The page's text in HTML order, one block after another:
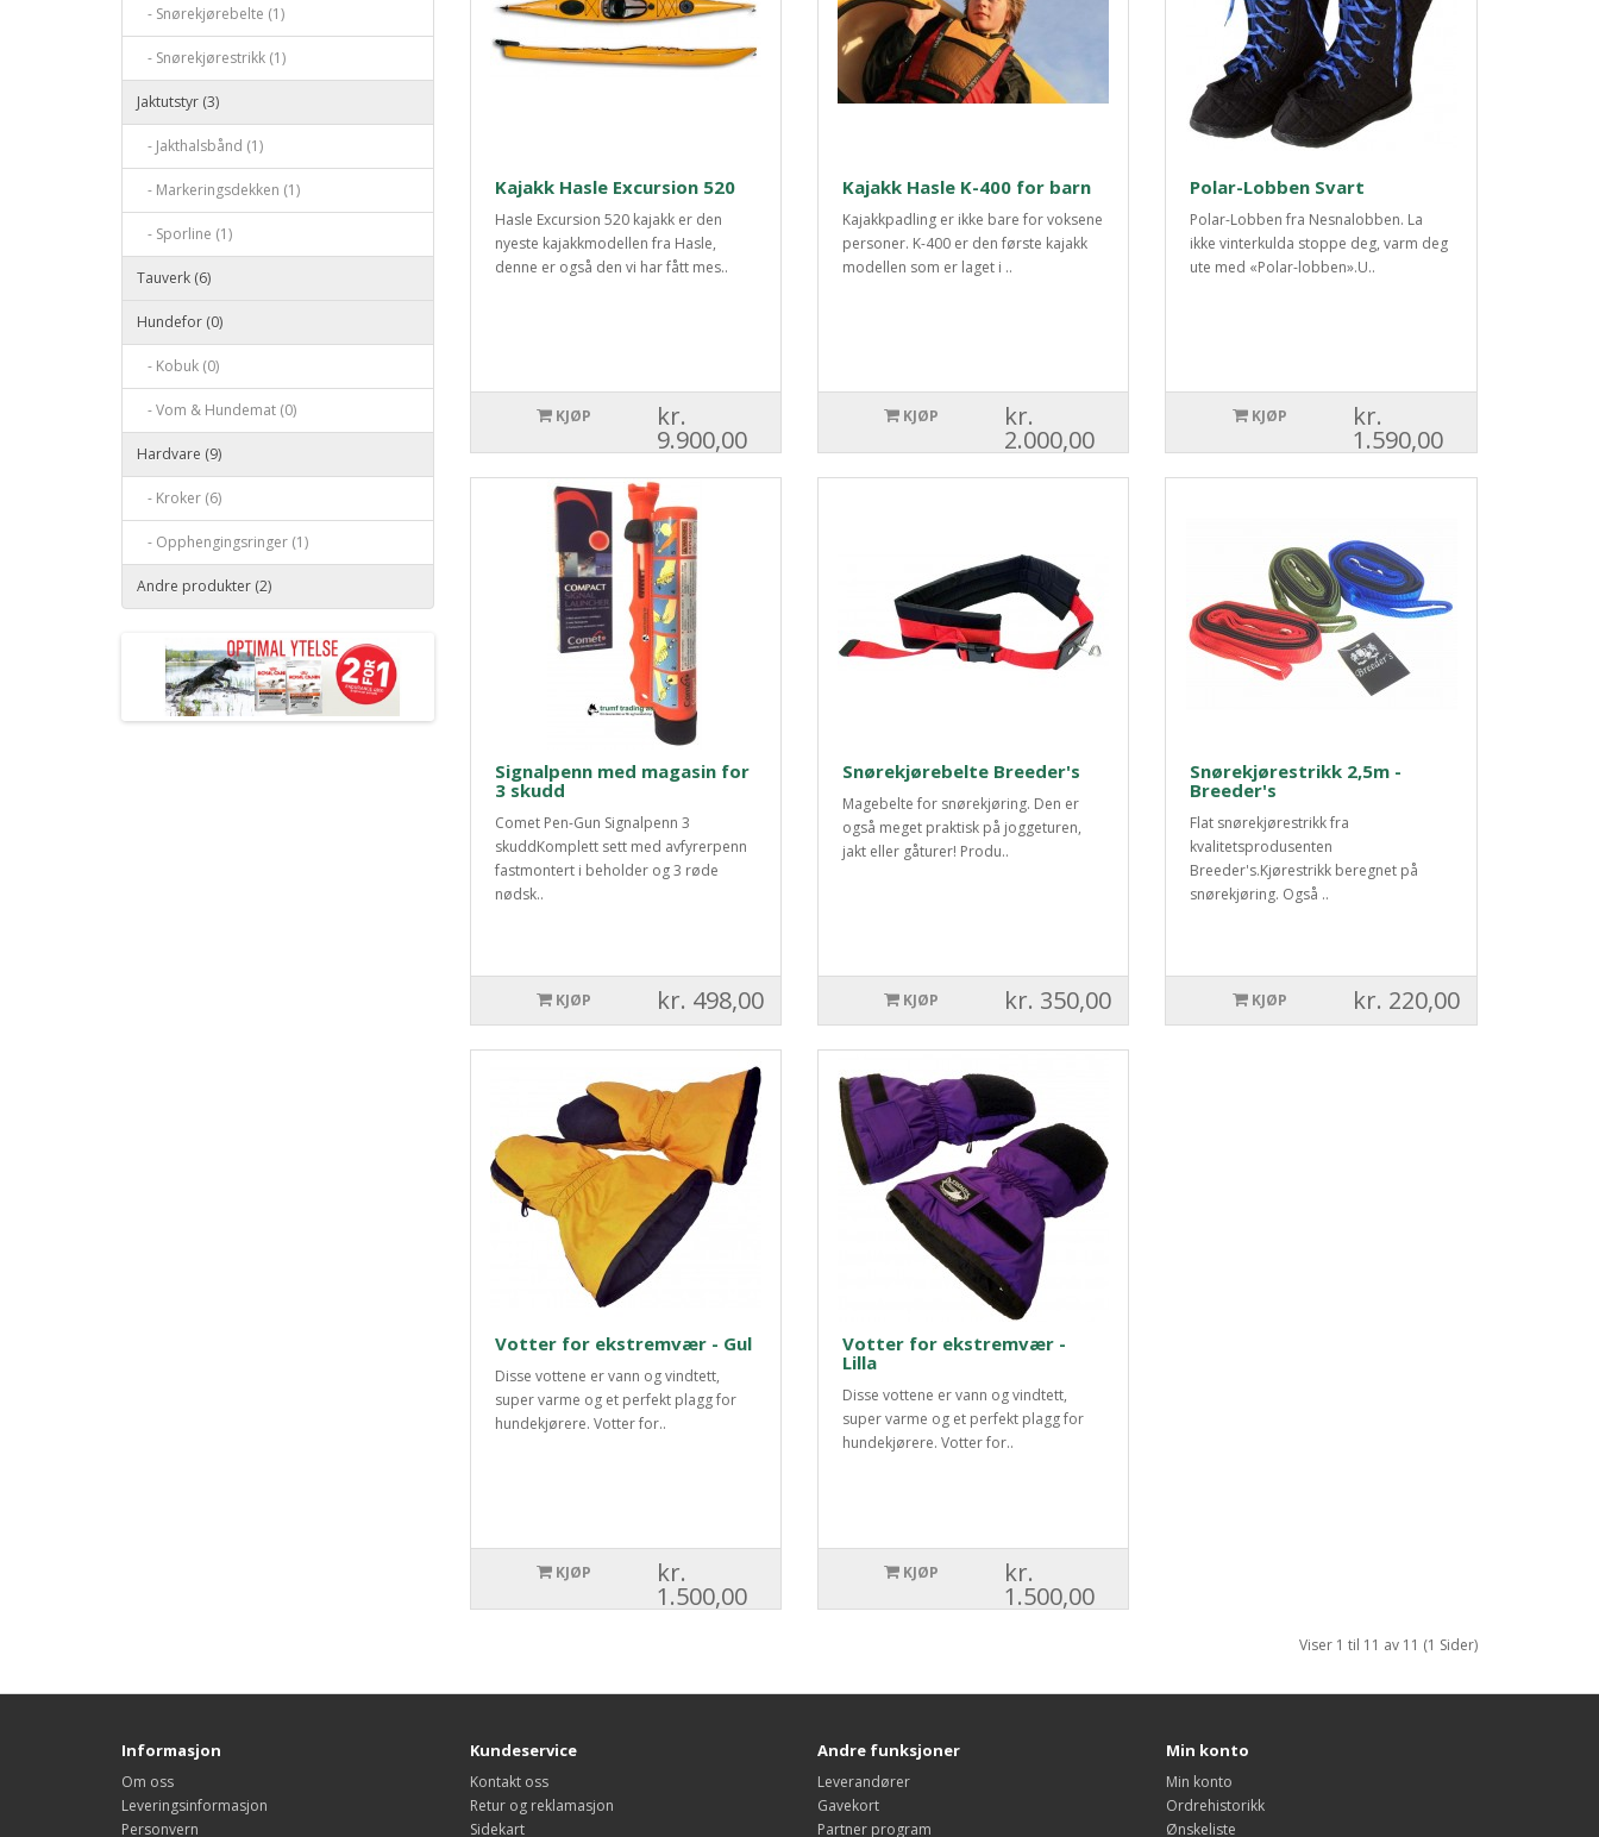
- Snørekjørebelte (1)
- Snørekjørestrikk (1)
Jaktutstyr (3)
- Jakthalsbånd (1)
- Markeringsdekken (1)
- Sporline (1)
Tauverk (6)
Hundefor (0)
- Kobuk (0)
- Vom & Hundemat (0)
Hardvare (9)
- Kroker (6)
- Opphengingsringer (1)
Andre produkter (2)
Kajakk Hasle Excursion 520
Hasle Excursion 520 kajakk er den
nyeste kajakkmodellen fra Hasle,
denne er også den vi har fått mes..
KJØP kr.
9.900,00
Kajakk Hasle K-400 for barn
Kajakkpadling er ikke bare for voksene
personer. K-400 er den første kajakk
modellen som er laget i ..
KJØP kr.
2.000,00
Polar-Lobben Svart
Polar-Lobben fra Nesnalobben. La
ikke vinterkulda stoppe deg, varm deg
ute med «Polar-lobben».U..
KJØP kr.
1.590,00
Signalpenn med magasin for
3 skudd
Comet Pen-Gun Signalpenn 3
skuddKomplett sett med avfyrerpenn
fastmontert i beholder og 3 røde
nødsk..
KJØP kr. 498,00
Snørekjørebelte Breeder's
Magebelte for snørekjøring. Den er
også meget praktisk på joggeturen,
jakt eller gåturer! Produ..
KJØP kr. 350,00
Snørekjørestrikk 2,5m -
Breeder's
Flat snørekjørestrikk fra
kvalitetsprodusenten
Breeder's.Kjørestrikk beregnet på
snørekjøring. Også ..
KJØP kr. 220,00
Votter for ekstremvær - Gul
Disse vottene er vann og vindtett,
super varme og et perfekt plagg for
hundekjørere. Votter for..
KJØP kr.
1.500,00
Votter for ekstremvær -
Lilla
Disse vottene er vann og vindtett,
super varme og et perfekt plagg for
hundekjørere. Votter for..
KJØP kr.
1.500,00
Viser 1 til 11 av 11 (1 Sider)
Informasjon
Om oss
Leveringsinformasjon
Personvern
Kundeservice
Kontakt oss
Retur og reklamasjon
Sidekart
Andre funksjoner
Leverandører
Gavekort
Partner program
Min konto
Min konto
Ordrehistorikk
Ønskeliste